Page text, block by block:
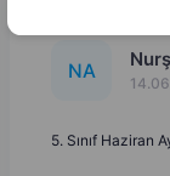
NA
5. Sınıf Haziran